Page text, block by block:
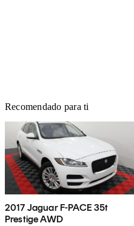
Recomendado para ti
2017 Jaguar F-PACE 35t
Prestige AWD